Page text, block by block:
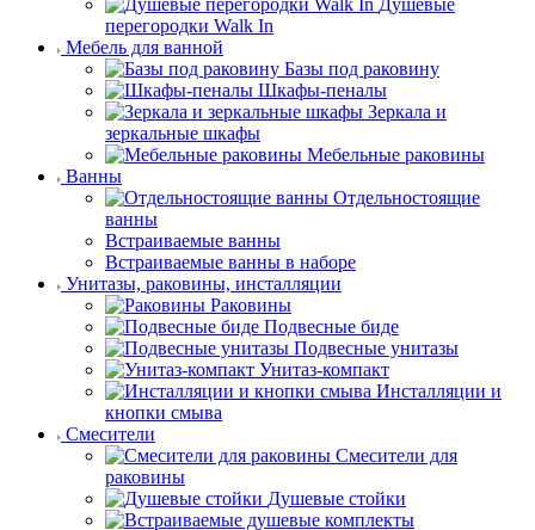
Душевые
перегородки Walk In
Мебель для ванной
Базы под раковину
Шкафы-пеналы
Зеркала и
зеркальные шкафы
Мебельные раковины
Ванны
Отдельностоящие
ванны
Встраиваемые ванны
Встраиваемые ванны в наборе
Унитазы, раковины, инсталляции
Раковины
Подвесные биде
Подвесные унитазы
Унитаз-компакт
Инсталляции и
кнопки смыва
Смесители
Смесители для
раковины
Душевые стойки